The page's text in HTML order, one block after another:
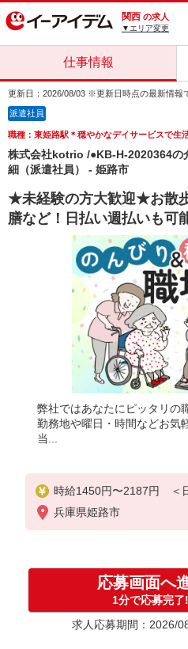
関西 の求人
▼エリア変更
仕事情報
更新日：2026/08/03 ※更新日時点の最新情報
派遣社員
職種：東姫路駅＊穏やかなデイサービスで生
株式会社kotrio /●KB-H-2020364の
細（派遣社員） - 姫路市
★未経験の方大歓迎★お散
膳など！日払い週払いも可
弊社ではあなたにピッタリの
勤務地や曜日・時間などお気
当...
時給1450円〜2187円 ＜
全支給(ガソリン代含む)＞
兵庫県姫路市
応募画面へ
1分で応募完了
求人応募期間：2026/